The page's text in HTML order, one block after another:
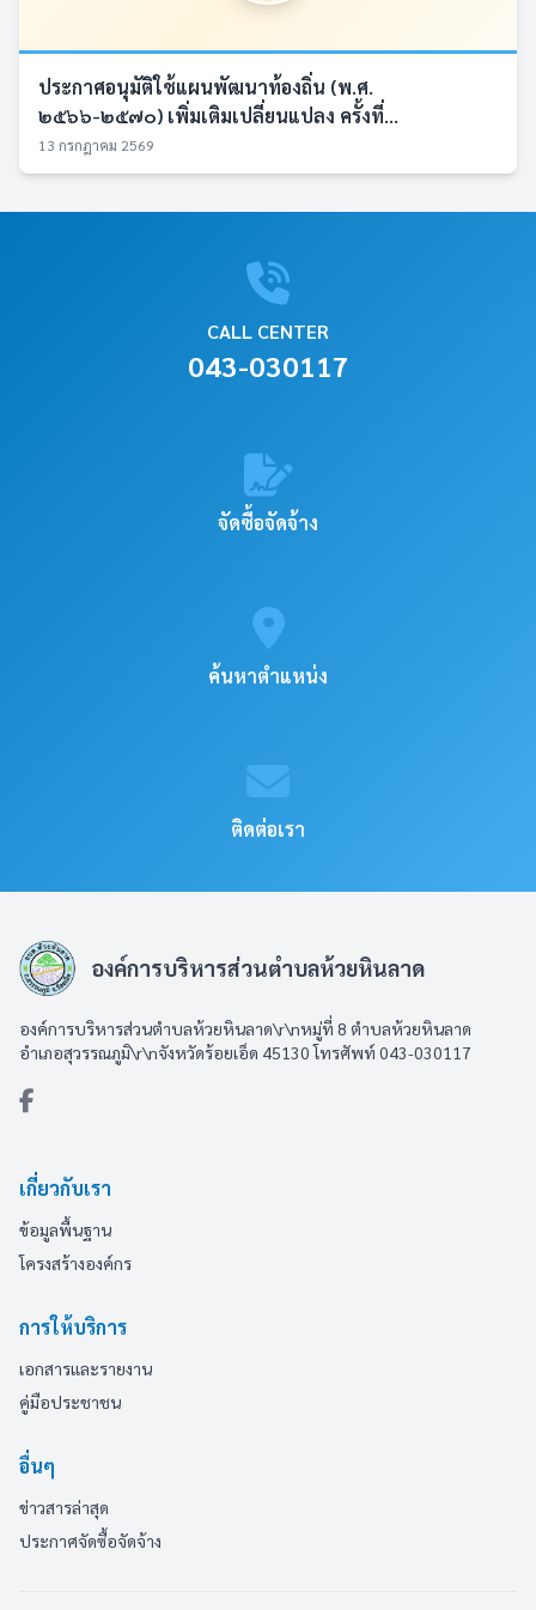
ประกาศอนุมัติใช้แผนพัฒนาท้องถิ่น (พ.ศ.
๒๕๖๖-๒๕๗๐) เพิ่มเติมเปลี่ยนแปลง ครั้งที่...
13 กรกฎาคม 2569
CALL CENTER
043-030117
จัดซื้อจัดจ้าง
ค้นหาตำแหน่ง
ติดต่อเรา
องค์การบริหารส่วนตำบลห้วยหินลาด
องค์การบริหารส่วนตำบลห้วยหินลาด\r\nหมู่ที่ 8 ตำบลห้วยหินลาด
อำเภอสุวรรณภูมิ\r\nจังหวัดร้อยเอ็ด 45130 โทรศัพท์ 043-030117
เกี่ยวกับเรา
ข้อมูลพื้นฐาน
โครงสร้างองค์กร
การให้บริการ
เอกสารและรายงาน
คู่มือประชาชน
อื่นๆ
ข่าวสารล่าสุด
ประกาศจัดซื้อจัดจ้าง